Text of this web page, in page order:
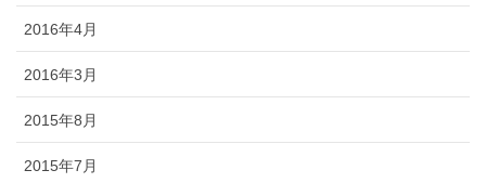
2016年4月
2016年3月
2015年8月
2015年7月